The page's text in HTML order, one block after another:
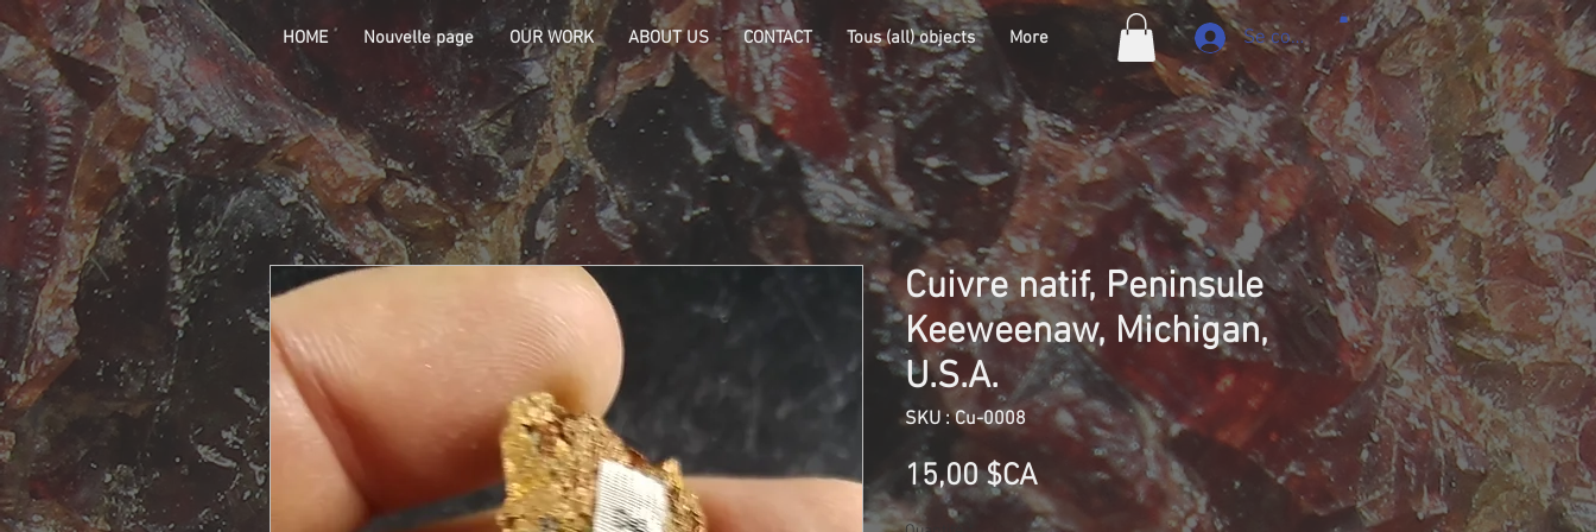
HOME Nouvelle page OUR WORK ABOUT US CONTACT Tous (all) objects More Se connecter
Cuivre natif, Peninsule
Keeweenaw, Michigan,
U.S.A.
SKU : Cu-0008
15,00 $CAPrix